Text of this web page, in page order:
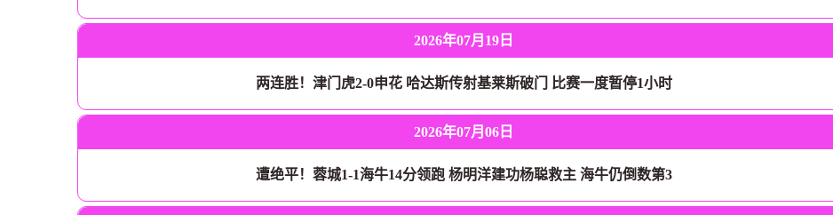
2026年07月19日
两连胜！津门虎2-0申花 哈达斯传射基莱斯破门 比赛一度暂停1小时
2026年07月06日
遭绝平！蓉城1-1海牛14分领跑 杨明洋建功杨聪救主 海牛仍倒数第3